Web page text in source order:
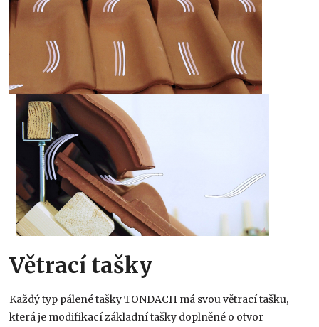
Větrací tašky
Každý typ pálené tašky TONDACH má svou větrací tašku,
která je modifikací základní tašky doplněné o otvor